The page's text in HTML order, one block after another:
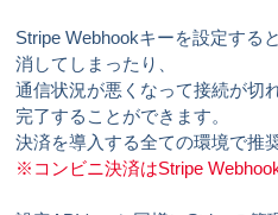
Stripe Webhookキーを設定する
消してしまったり、
通信状況が悪くなって接続が切
完了することができます。
決済を導入する全ての環境で推
※コンビニ決済はStripe